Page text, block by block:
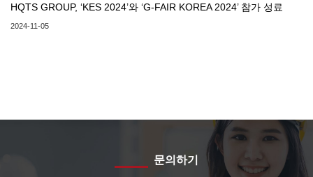
HQTS GROUP, ‘KES 2024’와 ‘G-FAIR KOREA 2024’ 참가 성료
2024-11-05
문의하기